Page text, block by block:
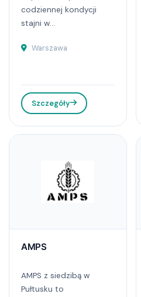
codziennej kondycji
stajni w...
Warszawa
Szczegóły
AMPS
AMPS z siedzibą w
Pułtusku to